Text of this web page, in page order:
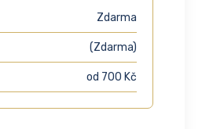
Zdarma
(Zdarma)
od 700 Kč